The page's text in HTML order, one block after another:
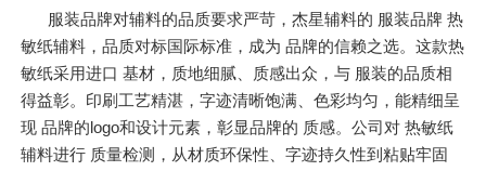
服装品牌对辅料的品质要求严苛，杰星辅料的 服装品牌 热
敏纸辅料，品质对标国际标准，成为 品牌的信赖之选。这款热
敏纸采用进口 基材，质地细腻、质感出众，与 服装的品质相
得益彰。印刷工艺精湛，字迹清晰饱满、色彩均匀，能精细呈
现 品牌的logo和设计元素，彰显品牌的 质感。公司对 热敏纸
辅料进行 质量检测，从材质环保性、字迹持久性到粘贴牢固